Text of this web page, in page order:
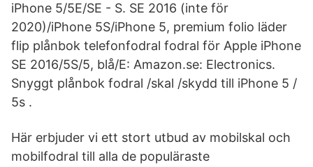
iPhone 5/5E/SE - S. SE 2016 (inte för
2020)/iPhone 5S/iPhone 5, premium folio läder
flip plånbok telefonfodral fodral för Apple iPhone
SE 2016/5S/5, blå/E: Amazon.se: Electronics.
Snyggt plånbok fodral /skal /skydd till iPhone 5 /
5s .
Här erbjuder vi ett stort utbud av mobilskal och
mobilfodral till alla de populäraste